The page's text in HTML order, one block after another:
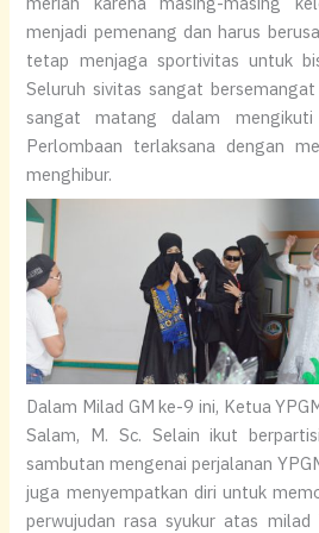
menjadi pemenang dan harus
tetap menjaga sportivitas untuk
Seluruh sivitas sangat
sangat matang dalam mengikuti
Perlombaan terlaksana dengan
menghibur.
Dalam Milad GM ke-9 ini, Ketua
Salam, M. Sc. Selain ikut
sambutan mengenai perjalanan
juga menyempatkan diri untuk
perwujudan rasa syukur atas